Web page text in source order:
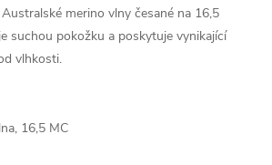
merino vlny česané na 16,5
suchou pokožku a poskytuje vynikající
vlhkosti.
16,5 MC